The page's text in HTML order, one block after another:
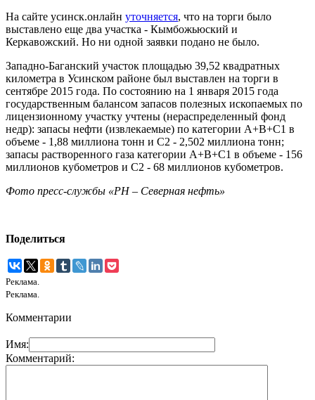
На сайте усинск.онлайн уточняется, что на торги было
выставлено еще два участка - Кымбожьюский и
Керкавожский. Но ни одной заявки подано не было.
Западно-Баганский участок площадью 39,52 квадратных
километра в Усинском районе был выставлен на торги в
сентябре 2015 года. По состоянию на 1 января 2015 года
государственным балансом запасов полезных ископаемых по
лицензионному участку учтены (нераспределенный фонд
недр): запасы нефти (извлекаемые) по категории А+В+С1 в
объеме - 1,88 миллиона тонн и С2 - 2,502 миллиона тонн;
запасы растворенного газа категории А+В+С1 в объеме - 156
миллионов кубометров и С2 - 68 миллионов кубометров.
Фото пресс-службы «РН – Северная нефть»
Поделиться
Реклама.
Реклама.
Комментарии
Имя:
Комментарий: